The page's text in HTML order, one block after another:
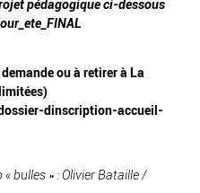
pédagogique ci-dessous
ou à retirer à La
dinscription-accueil-
bulles » : Olivier Bataille /